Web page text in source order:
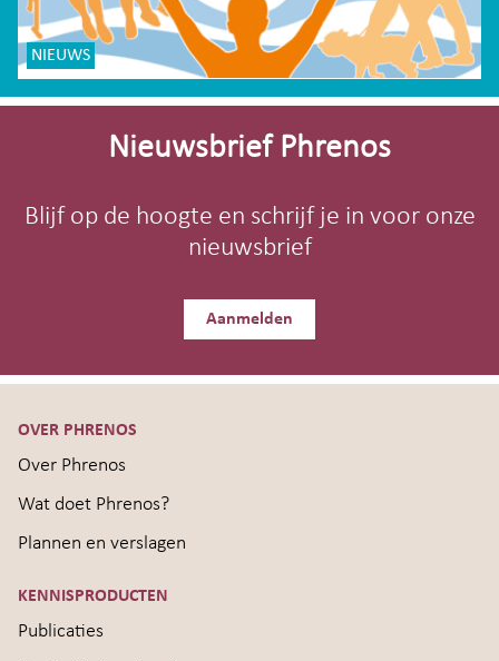
NIEUWS
Site-
Nieuwsbrief Phrenos
Blijf op de hoogte en schrijf je in voor onze
nieuwsbrief
Aanmelden
OVER PHRENOS
Over Phrenos
Wat doet Phrenos?
Plannen en verslagen
KENNISPRODUCTEN
Publicaties